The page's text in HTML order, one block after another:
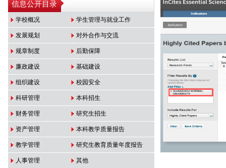
信息公开目录
学校概况
发展规划
规章制度
廉政建设
组织建设
科研管理
财务管理
资产管理
教学管理
人事管理
学生管理与就业工作
对外合作与交流
后勤保障
基础建设
校园安全
本科招生
研究生招生
本科教学质量报告
研究生教育质量年度报告
其他